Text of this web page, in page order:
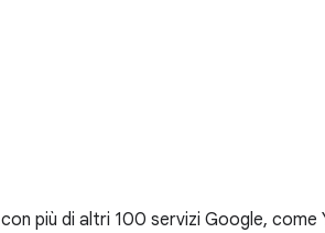
più di altri 100 servizi Google, come